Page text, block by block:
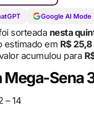
Google AI Mode
sorteada nesta
estimado em R$
acumulou para
Mega-Sena
– 14